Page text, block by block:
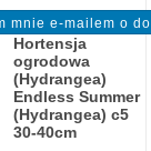
Hortensja
ogrodowa
(Hydrangea)
Endless Summer
(Hydrangea) c5
30-40cm